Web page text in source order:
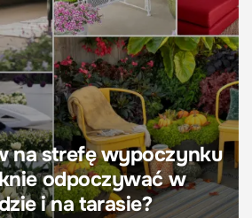
na strefę wypoczynku
odpoczywać w
i na tarasie?